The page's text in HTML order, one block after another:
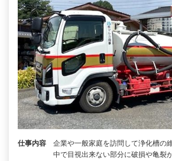
仕事内容
企業や一般家庭を訪問して浄化槽の
中で目視出来ない部分に破損や亀裂